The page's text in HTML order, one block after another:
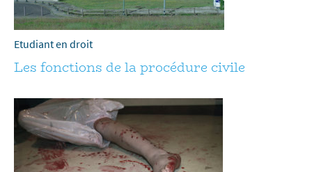
Etudiant en droit
Les fonctions de la procédure civile